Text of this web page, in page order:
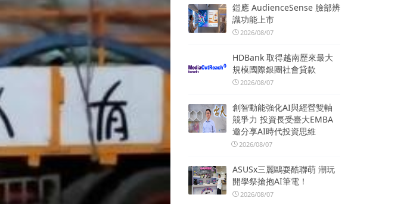
鎧應 AudienceSense 臉部辨
識功能上市
2026/08/07
HDBank 取得越南歷來最大
規模國際銀團社會貸款
2026/08/07
創智動能強化AI與經營雙軸
競爭力 投資長受臺大EMBA
邀分享AI時代投資思維
2026/08/07
ASUSx三麗鷗耍酷聯萌 潮玩
開學祭搶抱AI筆電！
2026/08/07